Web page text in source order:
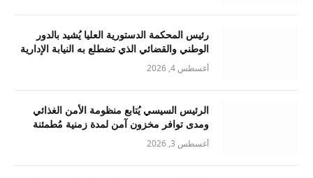
رئيس المحكمة الدستورية العليا يُشيد بالدور
الوطني والقضائي الذي تضطلع به النيابة الإدارية
أغسطس 4, 2026
الرئيس السيسي يُتابع منظومة الأمن الغذائي
ومدى توافر مخزون آمن لمدة زمنية مُطمئنة
أغسطس 3, 2026